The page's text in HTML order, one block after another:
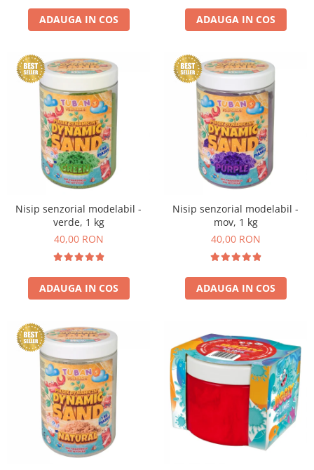
ADAUGA IN COS ADAUGA IN COS
Nisip senzorial modelabil -
verde, 1 kg
40,00 RON
ADAUGA IN COS
Nisip senzorial modelabil -
mov, 1 kg
40,00 RON
ADAUGA IN COS